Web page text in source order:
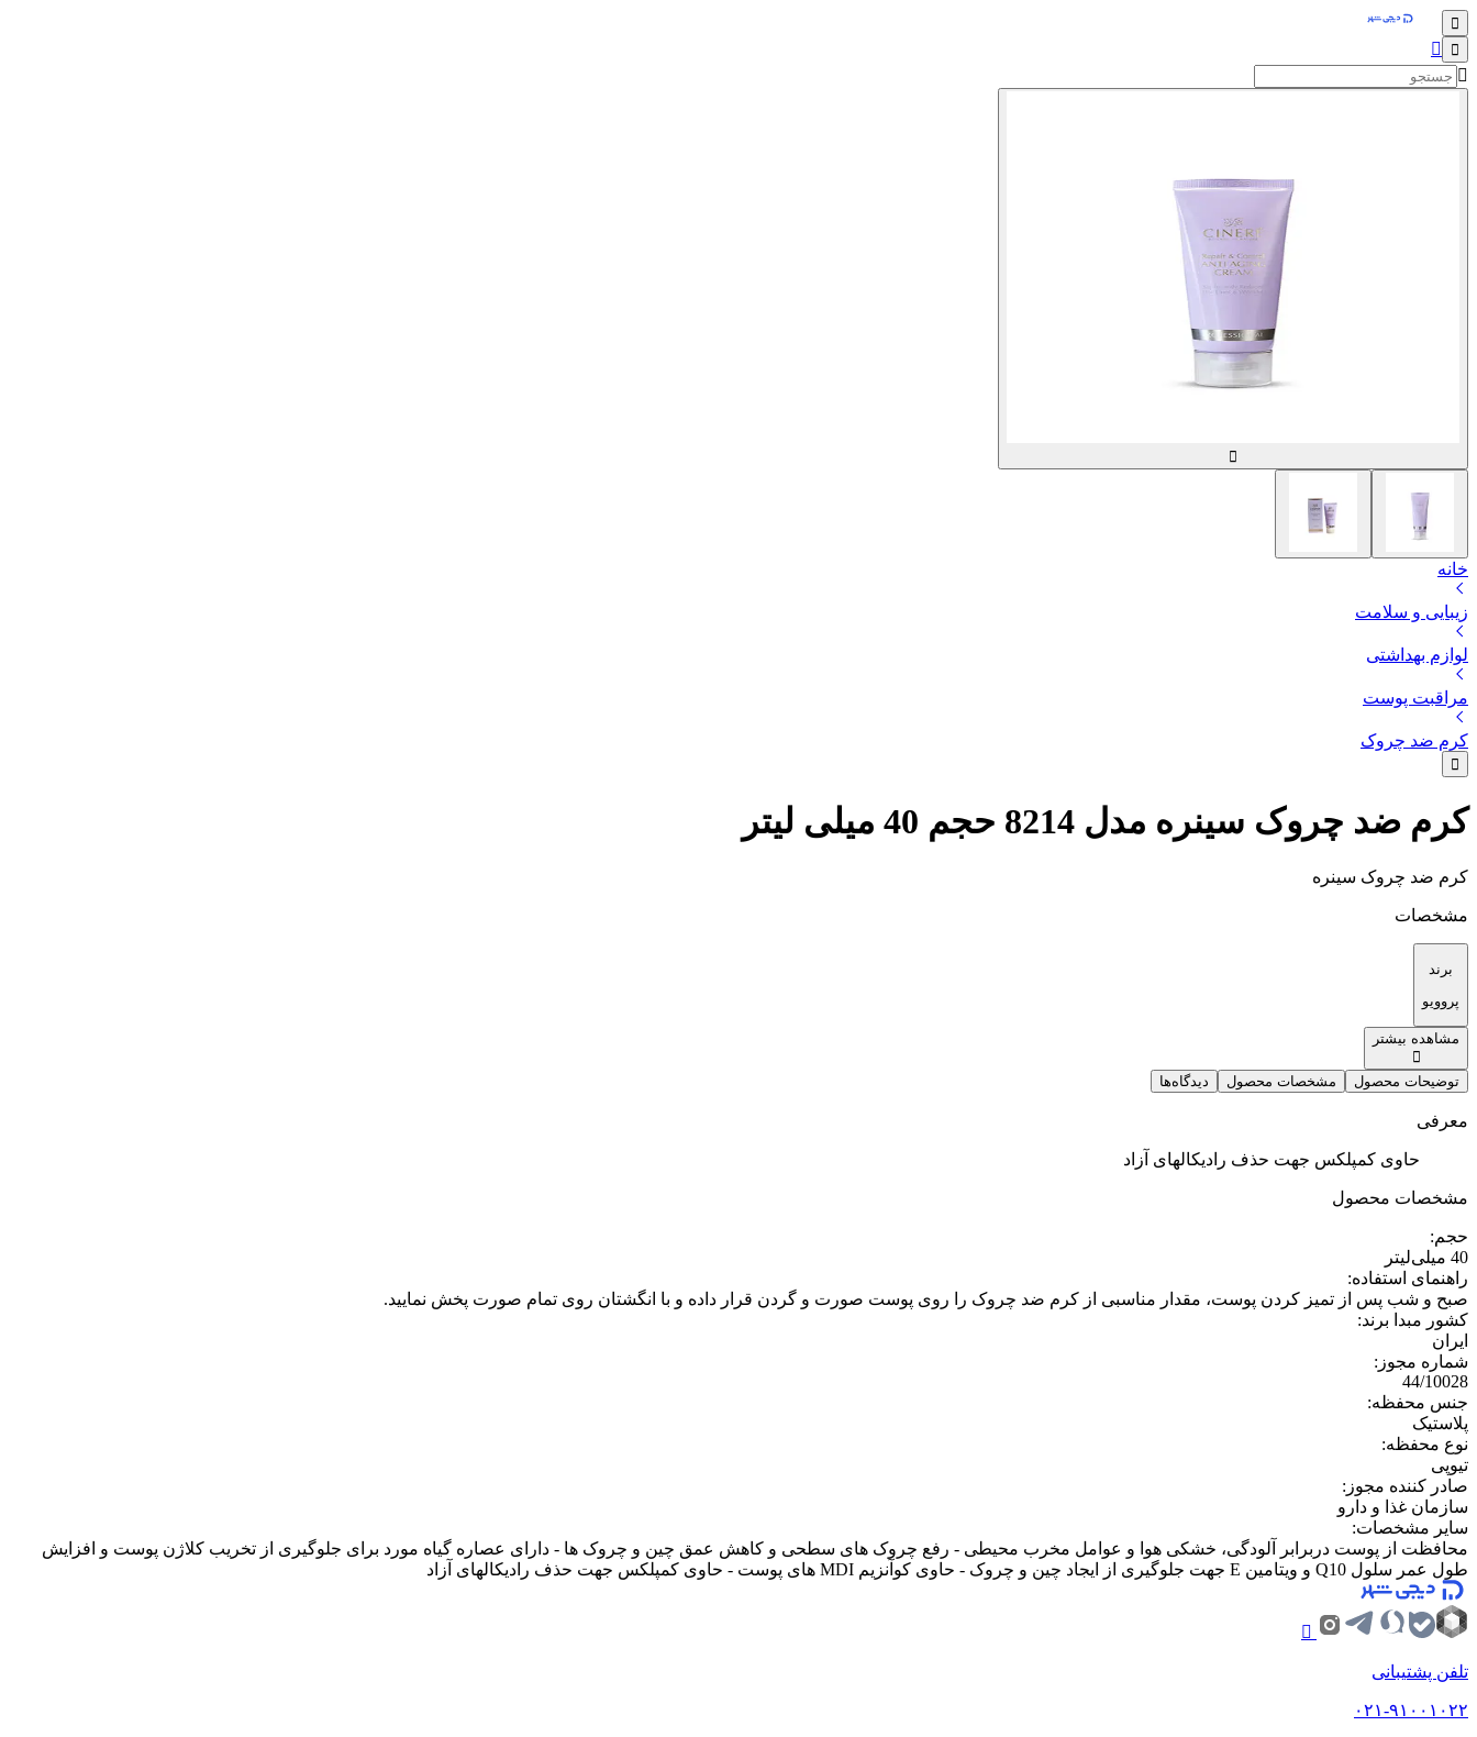
خانه
زیبایی و سلامت
لوازم بهداشتی
مراقبت پوست
کرم ضد چروک
کرم ضد چروک سینره مدل 8214 حجم 40 میلی لیتر
کرم ضد چروک سینره
مشخصات
برند
پروویو
مشاهده بیشتر
توضیحات محصول مشخصات محصول دیدگاه‌ها
معرفی
حاوی کمپلکس جهت حذف رادیکالهای آزاد
مشخصات محصول
حجم:
40 میلی‌لیتر
راهنمای استفاده:
صبح و شب پس از تمیز کردن پوست، مقدار مناسبی از کرم ضد چروک را روی پوست صورت و گردن قرار داده و با انگشتان روی تمام صورت پخش نمایید.
کشور مبدا برند:
ایران
شماره مجوز :
44/10028
جنس محفظه:
پلاستیک
نوع محفظه:
تیوپی
صادر کننده مجوز :
سازمان غذا و دارو
سایر مشخصات:
محافظت از پوست دربرابر آلودگی، خشکی هوا و عوامل مخرب محیطی - رفع چروک های سطحی و کاهش عمق چین و چروک ها - دارای عصاره گیاه مورد برای جلوگیری از تخریب کلاژن پوست و افزایش
طول عمر سلول Q10 و ویتامین E جهت جلوگیری از ایجاد چین و چروک - حاوی کوآنزیم MDI های پوست - حاوی کمپلکس جهت حذف رادیکالهای آزاد
تلفن پشتیبانی
۰۲۱-۹۱۰۰۱۰۲۲